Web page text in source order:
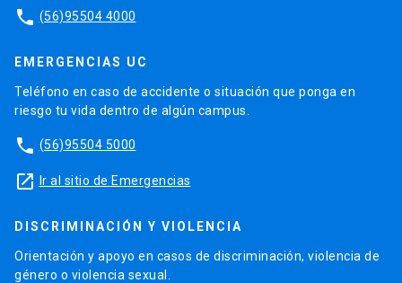
phone (56)95504 4000
EMERGENCIAS UC
Teléfono en caso de accidente o situación que ponga en
riesgo tu vida dentro de algún campus.
phone (56)95504 5000
launch Ir al sitio de Emergencias
DISCRIMINACIÓN Y VIOLENCIA
Orientación y apoyo en casos de discriminación, violencia de
género o violencia sexual.